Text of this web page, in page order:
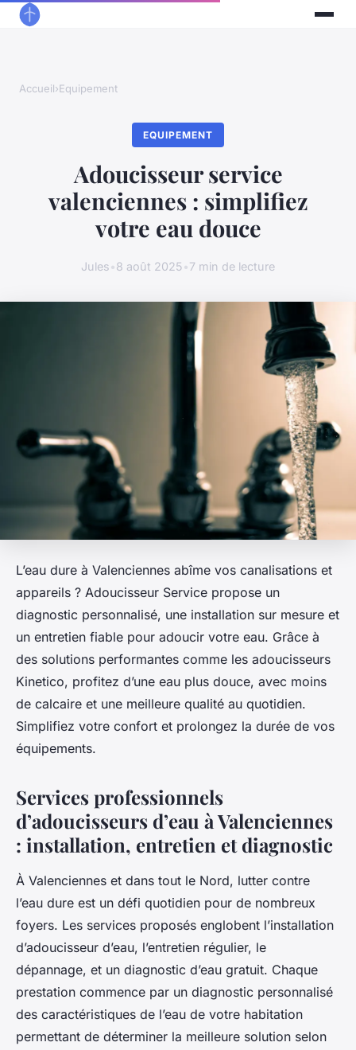
Accueil›Equipement
EQUIPEMENT
Adoucisseur service
valenciennes : simplifiez
votre eau douce
Jules•8 août 2025•7 min de lecture
L’eau dure à Valenciennes abîme vos canalisations et
appareils ? Adoucisseur Service propose un
diagnostic personnalisé, une installation sur mesure et
un entretien fiable pour adoucir votre eau. Grâce à
des solutions performantes comme les adoucisseurs
Kinetico, profitez d’une eau plus douce, avec moins
de calcaire et une meilleure qualité au quotidien.
Simplifiez votre confort et prolongez la durée de vos
équipements.
Services professionnels
d’adoucisseurs d’eau à Valenciennes
: installation, entretien et diagnostic
À Valenciennes et dans tout le Nord, lutter contre
l’eau dure est un défi quotidien pour de nombreux
foyers. Les services proposés englobent l’installation
d’adoucisseur d’eau, l’entretien régulier, le
dépannage, et un diagnostic d’eau gratuit. Chaque
prestation commence par un diagnostic personnalisé
des caractéristiques de l’eau de votre habitation
permettant de déterminer la meilleure solution selon